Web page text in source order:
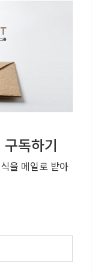
독하기
을 메일로 받아